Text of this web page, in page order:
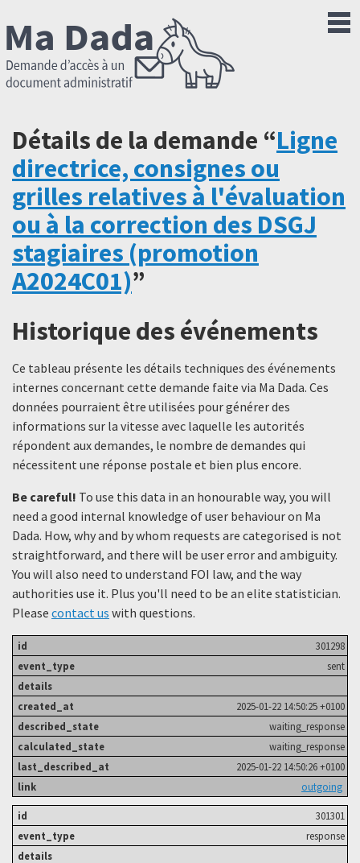
Détails de la demande “Ligne
directrice, consignes ou
grilles relatives à l'évaluation
ou à la correction des DSGJ
stagiaires (promotion
A2024C01)”
Historique des événements
Ce tableau présente les détails techniques des événements
internes concernant cette demande faite via Ma Dada. Ces
données pourraient être utilisées pour générer des
informations sur la vitesse avec laquelle les autorités
répondent aux demandes, le nombre de demandes qui
nécessitent une réponse postale et bien plus encore.
Be careful! To use this data in an honourable way, you will
need a good internal knowledge of user behaviour on Ma
Dada. How, why and by whom requests are categorised is not
straightforward, and there will be user error and ambiguity.
You will also need to understand FOI law, and the way
authorities use it. Plus you'll need to be an elite statistician.
Please contact us with questions.
301298
sent
2025-01-22 14:50:25 +0100
waiting_response
waiting_response
2025-01-22 14:50:26 +0100
outgoing
301301
response